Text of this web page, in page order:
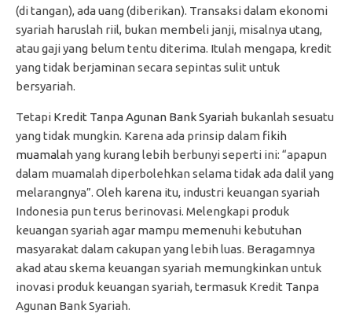
(di tangan), ada uang (diberikan). Transaksi dalam ekonomi
syariah haruslah riil, bukan membeli janji, misalnya utang,
atau gaji yang belum tentu diterima. Itulah mengapa, kredit
yang tidak berjaminan secara sepintas sulit untuk
bersyariah.
Tetapi Kredit Tanpa Agunan Bank Syariah bukanlah sesuatu
yang tidak mungkin. Karena ada prinsip dalam fikih
muamalahyang kurang lebih berbunyi seperti ini: “apapun
dalam muamalah diperbolehkan selama tidak ada dalil yang
melarangnya”. Oleh karena itu, industri keuangan syariah
Indonesia pun terus berinovasi. Melengkapi produk
keuangan syariah agar mampu memenuhi kebutuhan
masyarakat dalam cakupan yang lebih luas. Beragamnya
akad atau skema keuangan syariah memungkinkan untuk
inovasi produk keuangan syariah, termasuk Kredit Tanpa
Agunan Bank Syariah.